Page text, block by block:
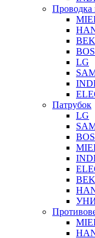
Проводка
LG
Патрубок
LG